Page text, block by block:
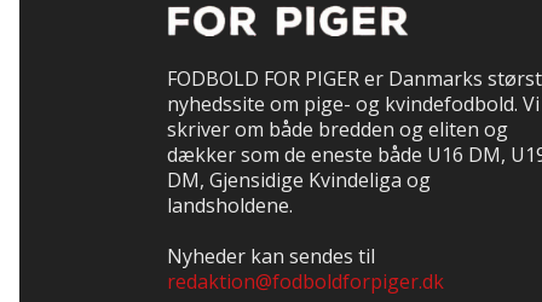
FODBOLD FOR PIGER er Danmarks
nyhedssite om pige- og kvindefodbold. Vi
skriver om både bredden og eliten og
dækker som de eneste både U16 DM,
DM, Gjensidige Kvindeliga og
landsholdene.
Nyheder kan sendes til
redaktion@fodboldforpiger.dk